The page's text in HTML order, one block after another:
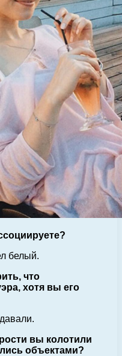
белый.
что
хотя вы его
вы колотили
объектами?